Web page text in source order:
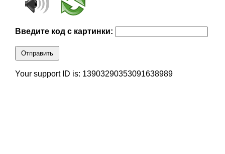
Введите код с картинки:
Отправить
Your support ID is: 13903290353091638989